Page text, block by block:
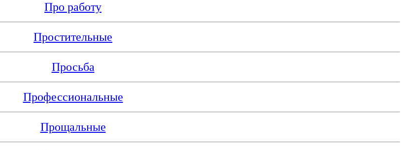
Про работу
Простительные
Просьба
Профессиональные
Прощальные